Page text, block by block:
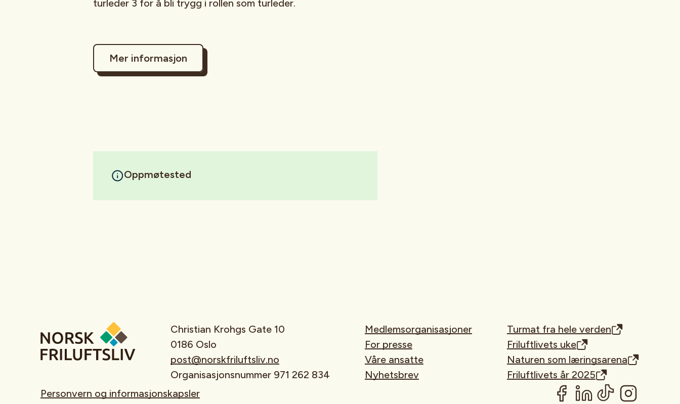
turleder 3 for å bli trygg i rollen som turleder.
Mer informasjon
Oppmøtested
Christian Krohgs Gate 10
0186 Oslo
post@norskfriluftsliv.no
Organisasjonsnummer 971 262 834
Medlemsorganisasjoner
For presse
Våre ansatte
Nyhetsbrev
Turmat fra hele verden
Friluftlivets uke
Naturen som læringsarena
Friluftlivets år 2025
Personvern og informasjonskapsler